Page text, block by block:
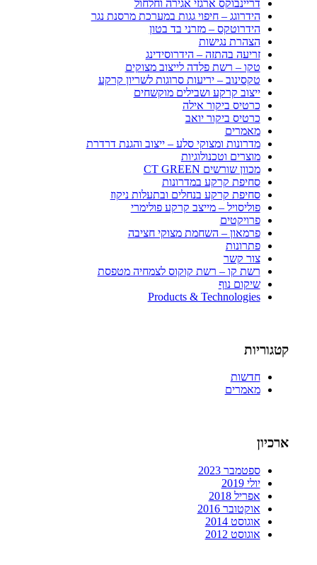
דריינבוקס ארגזי אגירה וחלחול
הידרוגג – חיפוי גגות במערכת מרסנת נגר
הידרוטקס – מזרני בד בטון
הצהרת נגישות
זריעה בהתזה – הידרוסידינג
טקו – רשת פלדה לייצוב מצוקים
טקסינוב – יריעות סרוגות לשריון קרקע
ייצוב קרקע ושבילים מוקשחים
כרטיס ביקור אילה
כרטיס ביקור יואב
מאמרים
מדרונות ומצוקי סלע – ייצוב והגנת דרדרת
מוצרים וטכנולוגיות
מכוון שורשים CT GREEN
סחיפת קרקע במדרונות
סחיפת קרקע בנחלים ובתעלות ניקוז
פוליסויל – מייצב קרקע פולימרי
פרויקטים
פרמאון – השחמת מצוקי חציבה
פתרונות
צור קשר
רשת קו – רשת קוקוס לצמחיה מטפסת
שיקום נוף
Products & Technologies
קטגוריות
חדשות
מאמרים
ארכיון
ספטמבר 2023
יולי 2019
אפריל 2018
אוקטובר 2016
אוגוסט 2014
אוגוסט 2012